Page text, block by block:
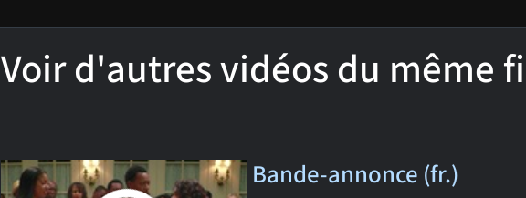
Voir d'autres vidéos du même
Bande-annonce (fr.)